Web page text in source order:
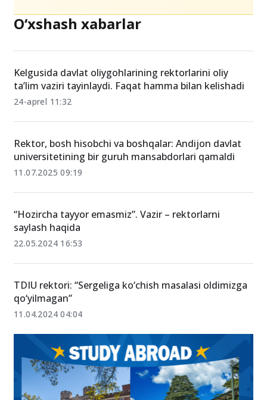
O‘xshash xabarlar
Kelgusida davlat oliygohlarining rektorlarini oliy
ta’lim vaziri tayinlaydi. Faqat hamma bilan kelishadi
24-aprel 11:32
Rektor, bosh hisobchi va boshqalar: Andijon davlat
universitetining bir guruh mansabdorlari qamaldi
11.07.2025 09:19
“Hozircha tayyor emasmiz”. Vazir – rektorlarni
saylash haqida
22.05.2024 16:53
TDIU rektori: “Sergeliga ko‘chish masalasi oldimizga
qo‘yilmagan”
11.04.2024 04:04